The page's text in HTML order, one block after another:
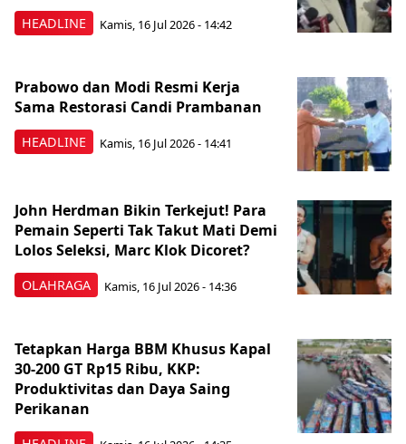
HEADLINE Kamis, 16 Jul 2026 - 14:42
HEADLINE
Prabowo dan Modi Resmi Kerja
Sama Restorasi Candi Prambanan
Kamis, 16 Jul 2026 - 14:41
OLAHRAGA
John Herdman Bikin Terkejut! Para
Pemain Seperti Tak Takut Mati Demi
Lolos Seleksi, Marc Klok Dicoret?
Kamis, 16 Jul 2026 - 14:36
Tetapkan Harga BBM Khusus Kapal
30-200 GT Rp15 Ribu, KKP:
Produktivitas dan Daya Saing
Perikanan